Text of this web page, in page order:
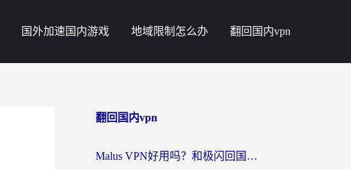
国外加速国内游戏 地域限制怎么办 翻回国内vpn
翻回国内vpn
Malus VPN好用吗？和极闪回国VPN对比哪个回国效果更好？海外党亲测3款加速器+避坑指南